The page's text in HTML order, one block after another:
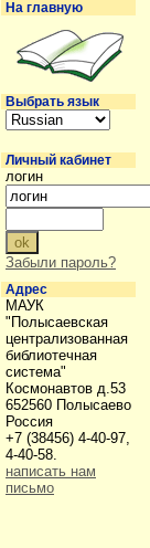
На главную
Выбрать язык
Личный кабинет
логин
Забыли пароль?
Адрес
МАУК
"Полысаевская
централизованная
библиотечная
система"
Космонавтов д.53
652560 Полысаево
Россия
+7 (38456) 4-40-97,
4-40-58.
написать нам
письмо